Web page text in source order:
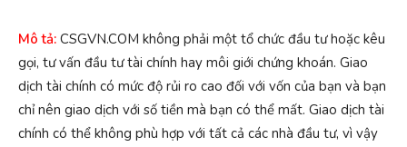
Mô tả: CSGVN.COM không phải một tổ chức đầu tư hoặc kêu
gọi, tư vấn đầu tư tài chính hay môi giới chứng khoán. Giao
dịch tài chính có mức độ rủi ro cao đối với vốn của bạn và bạn
chỉ nên giao dịch với số tiền mà bạn có thể mất. Giao dịch tài
chính có thể không phù hợp với tất cả các nhà đầu tư, vì vậy